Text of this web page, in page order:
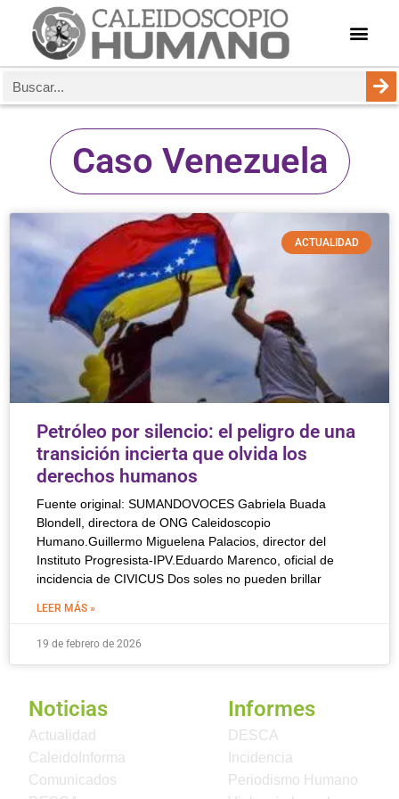
Caso Venezuela
ACTUALIDAD
Petróleo por silencio: el peligro de una
transición incierta que olvida los
derechos humanos
Fuente original: SUMANDOVOCES Gabriela Buada
Blondell, directora de ONG Caleidoscopio
Humano.Guillermo Miguelena Palacios, director del
Instituto Progresista-IPV.Eduardo Marenco, oficial de
incidencia de CIVICUS Dos soles no pueden brillar
LEER MÁS »
19 de febrero de 2026
Noticias
Actualidad
CaleidoInforma
Comunicados
Informes
DESCA
Incidencia
Periodismo Humano